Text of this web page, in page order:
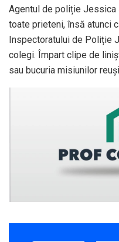
Agentul de poliție Jessica
toate prieteni, însă atunci
Inspectoratului de Poliție
colegi. Împart clipe de
sau bucuria misiunilor